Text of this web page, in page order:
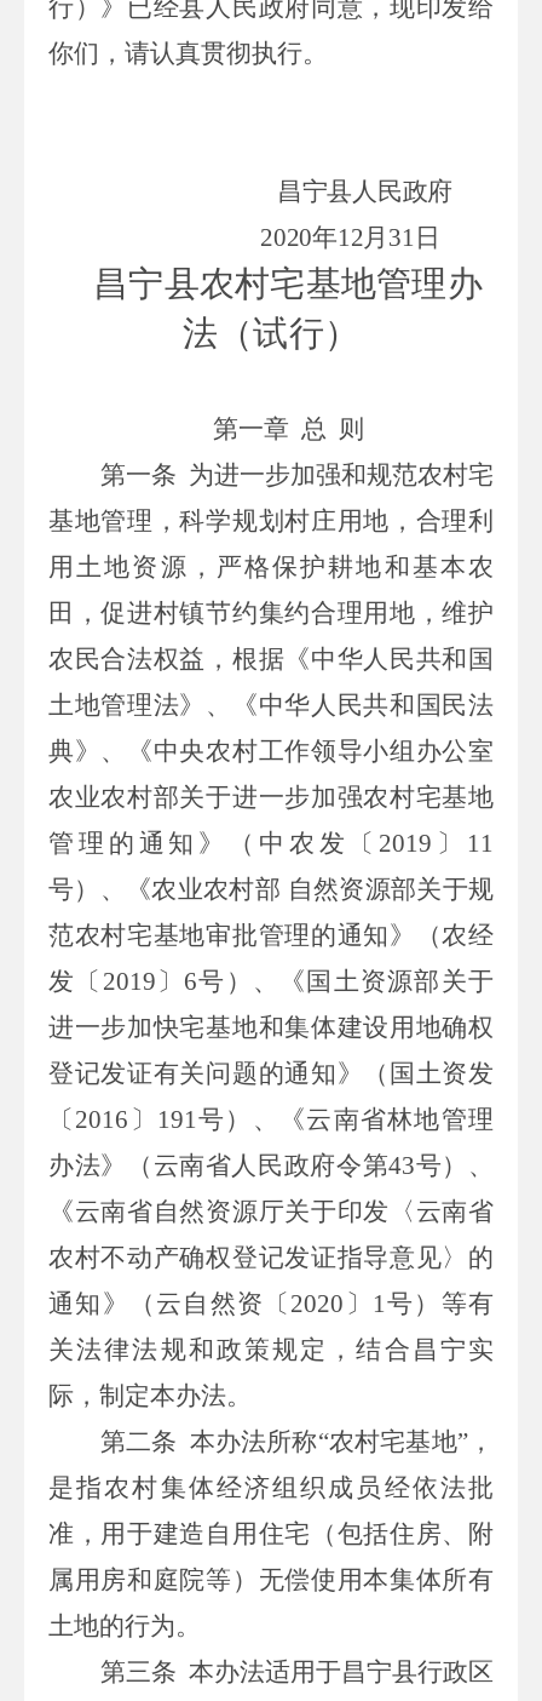
行）》已经县人民政府同意，现印发给
你们，请认真贯彻执行。
昌宁县人民政府
2020年12月 31 日
昌宁县农村宅基地管理办
法（试行）
第一章 总 则
第一条 为进一步加强和规范农村宅
基地管理，科学规划村庄用地，合理利
用土地资源，严格保护耕地和基本农
田，促进村镇节约集约合理用地，维护
农民合法权益，根据《中华人民共和国
土地管理法》、《中华人民共和国 民法
典》、《中央农村工作领导小组办公室
农业农村部关于进一步加强农村宅基地
管理的通知》（中农发〔 2019 〕 11
号）、《农业农村部 自然资源部关于规
范农村宅基地审批管理的通知》（农经
发〔 2019 〕 6号）、《国土资源部关于
进一步加快宅基地和集体建设用地确权
登记发证有关问题的通知》（国土资发
〔 2016 〕 191号）、《云南省林地管理
办法》（云南省人民政府令第43号）、
《云南省自然资源厅关于印发〈云南省
农村不动产确权登记发证指导意见〉的
通知》（云自然资〔 2020 〕 1号）等有
关法律法规和政策规定，结合昌宁实
际，制定本办法。
第二条 本办法所称“农村宅基地”，
是指农村集体经济组织成员经依法批
准，用于建造自用住宅（包括住房、附
属用房和庭院等）无偿使用本集体所有
土地的行为。
第三条 本办法适用于昌宁县行政区